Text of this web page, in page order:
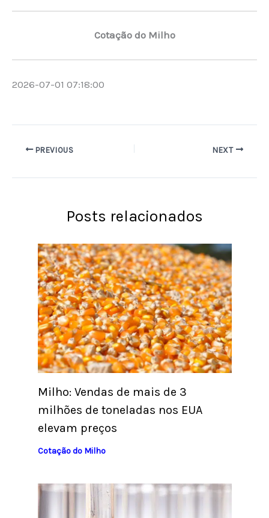
Cotação do Milho
2026-07-01 07:18:00
PREVIOUS NEXT
Posts relacionados
Milho: Vendas de mais de 3
milhões de toneladas nos EUA
elevam preços
Cotação do Milho